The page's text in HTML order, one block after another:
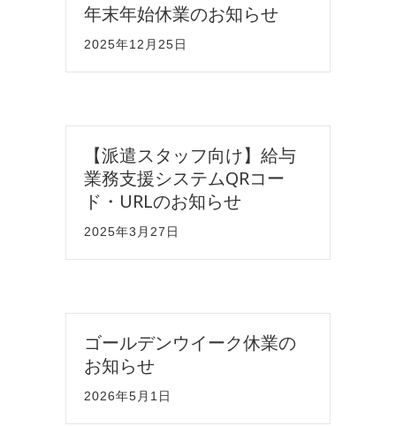
年末年始休業のお知らせ
2025年12月25日
【派遣スタッフ向け】給与
業務支援システムQRコー
ド・URLのお知らせ
2025年3月27日
ゴールデンウイーク休業の
お知らせ
2026年5月1日